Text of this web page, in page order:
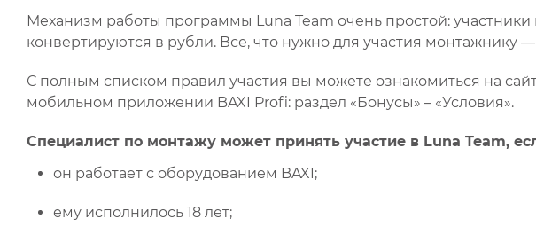
Механизм работы программы Luna Team очень простой:
конвертируются в рубли. Все, что нужно для участия монтажнику
С полным списком правил участия вы можете ознакомиться на
мобильном приложении BAXI Profi: раздел «Бонусы» – «Условия».
Специалист по монтажу может принять участие в Luna Team,
он работает с оборудованием BAXI;
ему исполнилось 18 лет;